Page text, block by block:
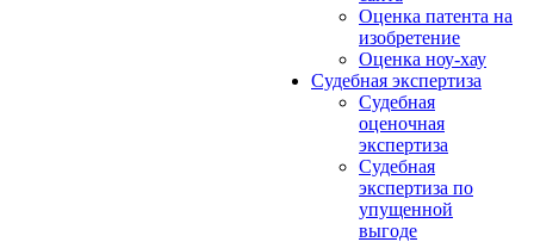
Оценка патента на
изобретение
Оценка ноу-хау
Судебная экспертиза
Судебная
оценочная
экспертиза
Судебная
экспертиза по
упущенной
выгоде